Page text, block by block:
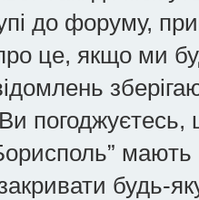
до форуму,
це, якщо ми
мають
будь-